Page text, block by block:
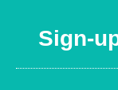
Sign-